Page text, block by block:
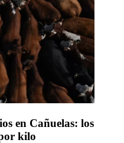
en Cañuelas: los
kilo